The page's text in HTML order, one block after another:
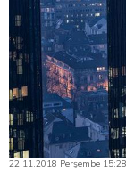
22.11.2018 Perşembe 15:28